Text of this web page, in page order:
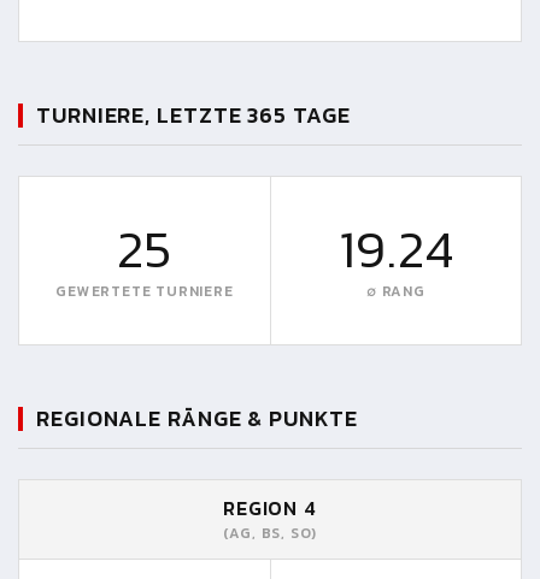
TURNIERE, LETZTE 365 TAGE
25
GEWERTETE TURNIERE
19.24
∅ RANG
REGIONALE RÄNGE & PUNKTE
REGION 4
(AG, BS, SO)